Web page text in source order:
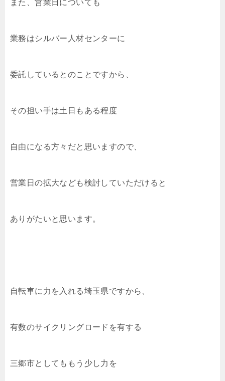
また、営業日についても
業務はシルバー人材センターに
委託しているとのことですから、
その担い手は土日もある程度
自由になる方々だと思いますので、
営業日の拡大なども検討していただけると
ありがたいと思います。
自転車に力を入れる埼玉県ですから、
有数のサイクリングロードを有する
三郷市としてももう少し力を